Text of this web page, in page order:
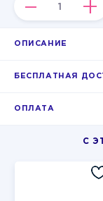
– +
ОПИСАНИЕ
БЕСПЛАТНАЯ
ОПЛАТА
С